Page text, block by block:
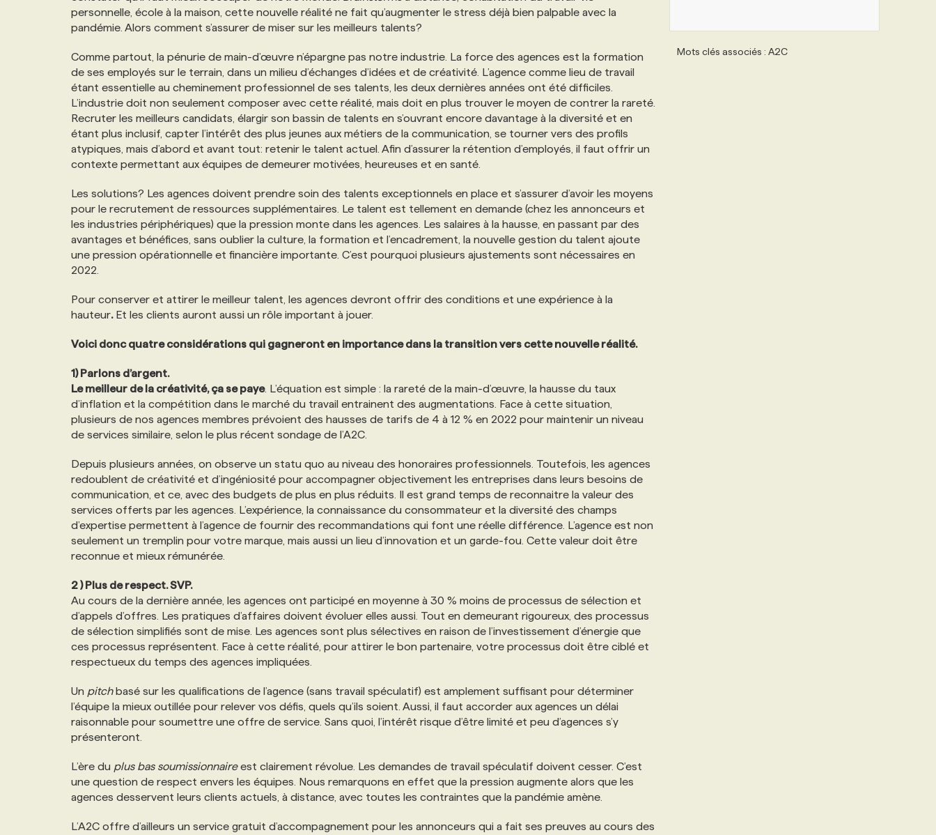
NOS TARIFS
PROGRAMMES DE SUBVENTIONS
ANNONCEZ AVEC NOUS
ANNONCEZ AVEC NOUS
personnelle, école à la maison, cette nouvelle réalité ne fait qu’augmenter le stress déjà bien palpable avec la
pandémie. Alors comment s’assurer de miser sur les meilleurs talents?
Comme partout, la pénurie de main-d’œuvre n’épargne pas notre industrie. La force des agences est la formation
de ses employés sur le terrain, dans un milieu d’échanges d’idées et de créativité. L’agence comme lieu de travail
étant essentielle au cheminement professionnel de ses talents, les deux dernières années ont été difficiles.
L’industrie doit non seulement composer avec cette réalité, mais doit en plus trouver le moyen de contrer la rareté.
Recruter les meilleurs candidats, élargir son bassin de talents en s’ouvrant encore davantage à la diversité et en
étant plus inclusif, capter l’intérêt des plus jeunes aux métiers de la communication, se tourner vers des profils
atypiques, mais d’abord et avant tout: retenir le talent actuel. Afin d’assurer la rétention d’employés, il faut offrir un
contexte permettant aux équipes de demeurer motivées, heureuses et en santé.
Les solutions? Les agences doivent prendre soin des talents exceptionnels en place et s’assurer d’avoir les moyens
pour le recrutement de ressources supplémentaires. Le talent est tellement en demande (chez les annonceurs et
les industries périphériques) que la pression monte dans les agences. Les salaires à la hausse, en passant par des
avantages et bénéfices, sans oublier la culture, la formation et l’encadrement, la nouvelle gestion du talent ajoute
une pression opérationnelle et financière importante. C’est pourquoi plusieurs ajustements sont nécessaires en
2022.
Pour conserver et attirer le meilleur talent, les agences devront offrir des conditions et une expérience à la
hauteur.Et les clients auront aussi un rôle important à jouer.
Voici donc quatre considérations qui gagneront en importance dans la transition vers cette nouvelle réalité.
1) Parlons d’argent.
Le meilleur de la créativité, ça se paye. L’équation est simple : la rareté de la main-d’œuvre, la hausse du taux
d’inflation et la compétition dans le marché du travail entrainent des augmentations. Face à cette situation,
plusieurs de nos agences membres prévoient des hausses de tarifs de 4 à 12 % en 2022 pour maintenir un niveau
de services similaire, selon le plus récent sondage de l’A2C.
Depuis plusieurs années, on observe un statu quo au niveau des honoraires professionnels. Toutefois, les agences
redoublent de créativité et d’ingéniosité pour accompagner objectivement les entreprises dans leurs besoins de
communication, et ce, avec des budgets de plus en plus réduits. Il est grand temps de reconnaitre la valeur des
services offerts par les agences. L’expérience, la connaissance du consommateur et la diversité des champs
d’expertise permettent à l’agence de fournir des recommandations qui font une réelle différence. L’agence est non
seulement un tremplin pour votre marque, mais aussi un lieu d’innovation et un garde-fou. Cette valeur doit être
reconnue et mieux rémunérée.
2 ) Plus de respect. SVP.
Au cours de la dernière année, les agences ont participé en moyenne à 30 % moins de processus de sélection et
d’appels d’offres. Les pratiques d’affaires doivent évoluer elles aussi. Tout en demeurant rigoureux, des processus
de sélection simplifiés sont de mise. Les agences sont plus sélectives en raison de l’investissement d’énergie que
ces processus représentent. Face à cette réalité, pour attirer le bon partenaire, votre processus doit être ciblé et
respectueux du temps des agences impliquées.
Un pitchbasé sur les qualifications de l’agence (sans travail spéculatif) est amplement suffisant pour déterminer
l’équipe la mieux outillée pour relever vos défis, quels qu’ils soient. Aussi, il faut accorder aux agences un délai
raisonnable pour soumettre une offre de service. Sans quoi, l’intérêt risque d’être limité et peu d’agences s’y
présenteront.
L’ère du plus bas soumissionnaireest clairement révolue. Les demandes de travail spéculatif doivent cesser. C’est
une question de respect envers les équipes. Nous remarquons en effet que la pression augmente alors que les
agences desservent leurs clients actuels, à distance, avec toutes les contraintes que la pandémie amène.
L’A2C offre d’ailleurs un service gratuit d’accompagnement pour les annonceurs qui a fait ses preuves au cours des
Mots clés associés : A2C